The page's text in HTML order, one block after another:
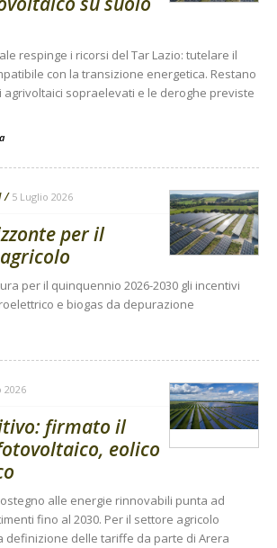
respinge i ricorsi del Tar Lazio: tutelare il
con la transizione energetica. Restano
agrivoltaici sopraelevati e le deroghe previste
5 Luglio 2026
per il
per il quinquennio 2026-2030 gli incentivi
e biogas da depurazione
2026
firmato il
eolico
alle energie rinnovabili punta ad
fino al 2030. Per il settore agricolo
definizione delle tariffe da parte di Arera